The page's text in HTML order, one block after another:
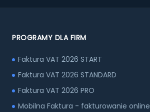
PROGRAMY DLA FIRM
Faktura VAT 2026 START
Faktura VAT 2026 STANDARD
Faktura VAT 2026 PRO
Mobilna Faktura - fakturowanie online